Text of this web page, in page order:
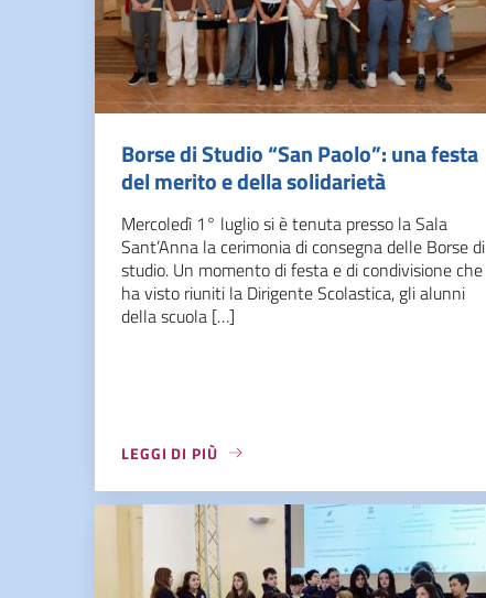
Borse di Studio “San Paolo”: una festa
del merito e della solidarietà
Mercoledì 1° luglio si è tenuta presso la Sala
Sant’Anna la cerimonia di consegna delle Borse di
studio. Un momento di festa e di condivisione che
ha visto riuniti la Dirigente Scolastica, gli alunni
della scuola […]
LEGGI DI PIÙ